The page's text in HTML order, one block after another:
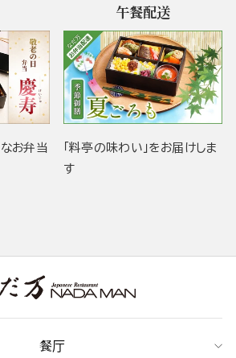
なお弁当
午餐配送
「料亭の味わい」をお届けしま
す
餐厅